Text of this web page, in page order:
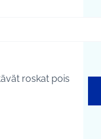
roskat pois